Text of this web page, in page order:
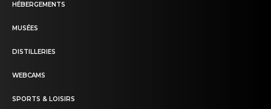
HÉBERGEMENTS
MUSÉES
DISTILLERIES
WEBCAMS
SPORTS & LOISIRS